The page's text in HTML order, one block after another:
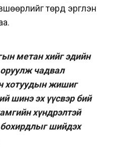
төрд эргүүлэн
метан хийг эдийн
оруулж чадвал
хотуудын жишиг
шинэ эх үүсвэр бий
хүндрэлтэй
шийдэх